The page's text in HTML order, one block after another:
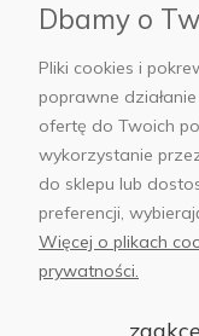
AB Foto
Dbamy o
Pliki cookies i
poprawne
ofertę do Twoich
wykorzystanie
do sklepu lub
preferencji,
Więcej o plikach
prywatności.